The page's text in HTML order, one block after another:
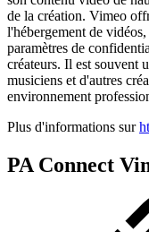
de la création. Vimeo
l'hébergement de
paramètres de
créateurs. Il est souvent
musiciens et d'autres
environnement
Plus d'informations sur
PA Connect